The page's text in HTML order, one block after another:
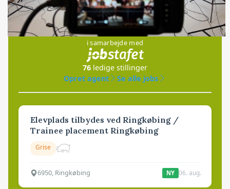
Jobs
i samarbejde med
76 ledige stillinger
Opret agent
Se alle jobs
Elevplads tilbydes ved Ringkøbing /
Trainee placement Ringkøbing
Grise
6950, Ringkøbing NY 06. aug.